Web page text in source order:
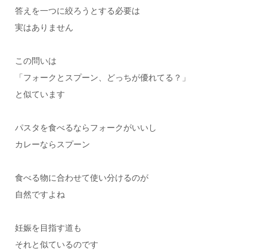
答えを一つに絞ろうとする必要は
実はありません
この問いは
「フォークとスプーン、どっちが優れてる？」
と似ています
パスタを食べるならフォークがいいし
カレーならスプーン
食べる物に合わせて使い分けるのが
自然ですよね
妊娠を目指す道も
それと似ているのです